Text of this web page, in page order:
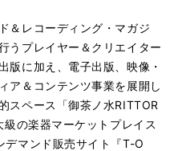
＆レコーディング・マガジ
うプレイヤー＆クリエイター
版に加え、電子出版、映像・
ア＆コンテンツ事業を展開し
スペース「御茶ノ水RITTOR
の楽器マーケットプレイス
デマンド販売サイト『T-O